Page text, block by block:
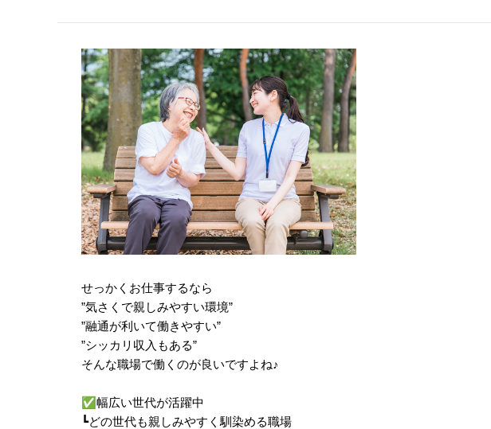
せっかくお仕事するなら
”気さくで親しみやすい環境”
”融通が利いて働きやすい”
”シッカリ収入もある”
そんな職場で働くのが良いですよね♪
✅幅広い世代が活躍中
┗どの世代も親しみやすく馴染める職場